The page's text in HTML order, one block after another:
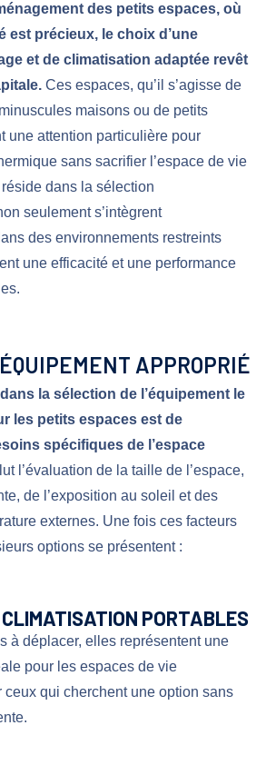
des petits espaces, où
est précieux, le choix d’une
et de climatisation adaptée revêt
Ces espaces, qu’il s’agisse de
maisons ou de petits
une attention particulière pour
sans sacrifier l’espace de vie
dans la sélection
seulement s’intègrent
des environnements restreints
une efficacité et une performance
APPROPRIÉ
la sélection de l’équipement le
les petits espaces est de
spécifiques de l’espace
l’évaluation de la taille de l’espace,
de l’exposition au soleil et des
externes. Une fois ces facteurs
options se présentent :
CLIMATISATION PORTABLES
à déplacer, elles représentent une
pour les espaces de vie
ceux qui cherchent une option sans